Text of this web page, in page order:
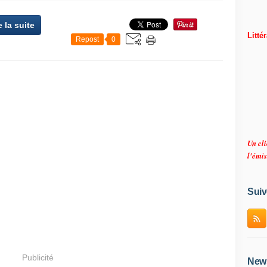
la suite
Repost 0
Publicité
Un